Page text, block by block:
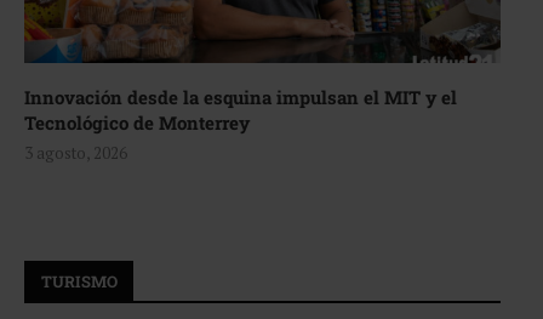
Innovación desde la esquina impulsan el MIT y el
Tecnológico de Monterrey
3 agosto, 2026
TURISMO